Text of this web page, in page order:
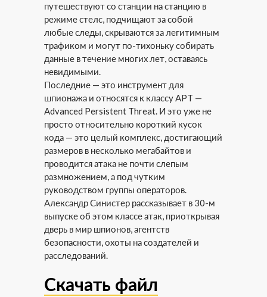
путешествуют со станции на станцию в
режиме стелс, подчищают за собой
любые следы, скрываются за легитимным
трафиком и могут по-тихоньку собирать
данные в течение многих лет, оставаясь
невидимыми.
Последние — это инструмент для
шпионажа и относятся к классу APT —
Advanced Persistent Threat. И это уже не
просто относительно короткий кусок
кода — это целый комплекс, достигающий
размеров в несколько мегабайтов и
проводится атака не почти слепым
размножением, а под чутким
руководством группы операторов.
Александр Синистер рассказывает в 30-м
выпуске об этом классе атак, приоткрывая
дверь в мир шпионов, агентств
безопасности, охоты на создателей и
расследований.
Скачать файл